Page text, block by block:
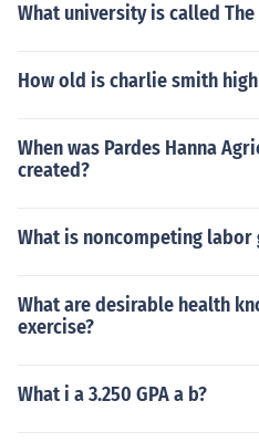
What university is called The
How old is charlie smith
When was Pardes Hanna
created?
What is noncompeting labor
What are desirable health
exercise?
What i a 3.250 GPA a b?